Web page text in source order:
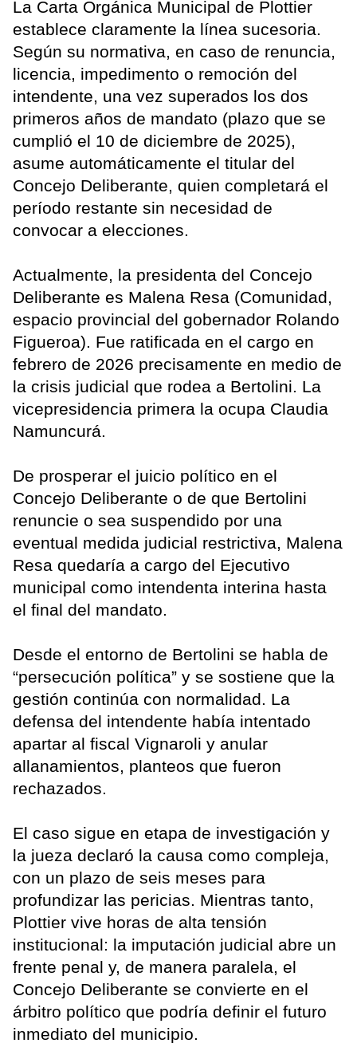
La Carta Orgánica Municipal de Plottier
establece claramente la línea sucesoria.
Según su normativa, en caso de renuncia,
licencia, impedimento o remoción del
intendente, una vez superados los dos
primeros años de mandato (plazo que se
cumplió el 10 de diciembre de 2025),
asume automáticamente el titular del
Concejo Deliberante, quien completará el
período restante sin necesidad de
convocar a elecciones.
Actualmente, la presidenta del Concejo
Deliberante es Malena Resa (Comunidad,
espacio provincial del gobernador Rolando
Figueroa). Fue ratificada en el cargo en
febrero de 2026 precisamente en medio de
la crisis judicial que rodea a Bertolini. La
vicepresidencia primera la ocupa Claudia
Namuncurá.
De prosperar el juicio político en el
Concejo Deliberante o de que Bertolini
renuncie o sea suspendido por una
eventual medida judicial restrictiva, Malena
Resa quedaría a cargo del Ejecutivo
municipal como intendenta interina hasta
el final del mandato.
Desde el entorno de Bertolini se habla de
“persecución política” y se sostiene que la
gestión continúa con normalidad. La
defensa del intendente había intentado
apartar al fiscal Vignaroli y anular
allanamientos, planteos que fueron
rechazados.
El caso sigue en etapa de investigación y
la jueza declaró la causa como compleja,
con un plazo de seis meses para
profundizar las pericias. Mientras tanto,
Plottier vive horas de alta tensión
institucional: la imputación judicial abre un
frente penal y, de manera paralela, el
Concejo Deliberante se convierte en el
árbitro político que podría definir el futuro
inmediato del municipio.